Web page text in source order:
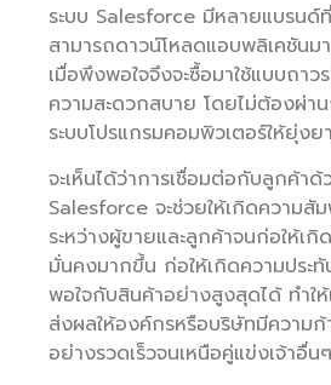
ระบบ Salesforce มีหลายแบรนด์
สามารถดาวน์โหลดแอบพลิเคชันม
เมื่อพึงพอใจจึงจะซื้อมาใช้แบบถา
ความสะดวกสบาย โดยไม่ต้องผ่า
ระบบโปรแกรมคอมพิวเตอร์ให้ยุ่ง
จะเห็นได้ว่าการเชื่อมต่อกับลูกค้าด้
Salesforce จะช่วยให้เกิดความสั
ระหว่างผู้ขายและลูกค้าจนก่อให้เ
มั่นคงมากขึ้น ก่อให้เกิดความประ
พอใจกับสินค้าอย่างสูงสุดได้ ทำใ
ส่งผลให้องค์กรหรือบริษัทมีความก้
อย่างรวดเร็วจนเหนือคู่แข่งเจ้าอื่น